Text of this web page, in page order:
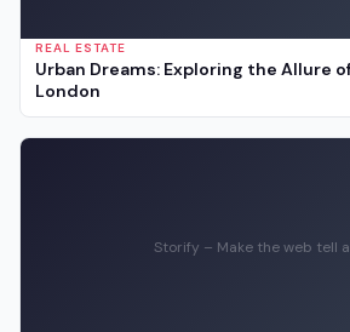
REAL ESTATE
Urban Dreams: Exploring the Allure
London
Storify – Make the web tell